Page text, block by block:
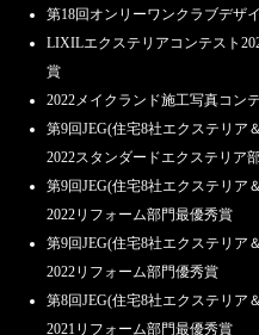
「春の外構とお庭の無料相談会」
3/19(日）【首都圏】
2023.2.2
「外構とお庭のリフォーム相談会
2/19（日）【首都圏】
新年外構とお庭の冬の大相談会 1/
1/22（日）【首都圏】
2022-2023年末年始休業日のお知らせ
2022.12.6
第18回オンリーワンクラブデザ
LIXILエクステリアコンテスト
賞
2022メイクランド施工写真コン
第9回JEG(住宅8社エクステリア
2022スタンダードエクステリア
第9回JEG(住宅8社エクステリア
2022リフォーム部門最優秀賞
第9回JEG(住宅8社エクステリア
2022リフォーム部門優秀賞
第8回JEG(住宅8社エクステリア
2021リフォーム部門最優秀賞